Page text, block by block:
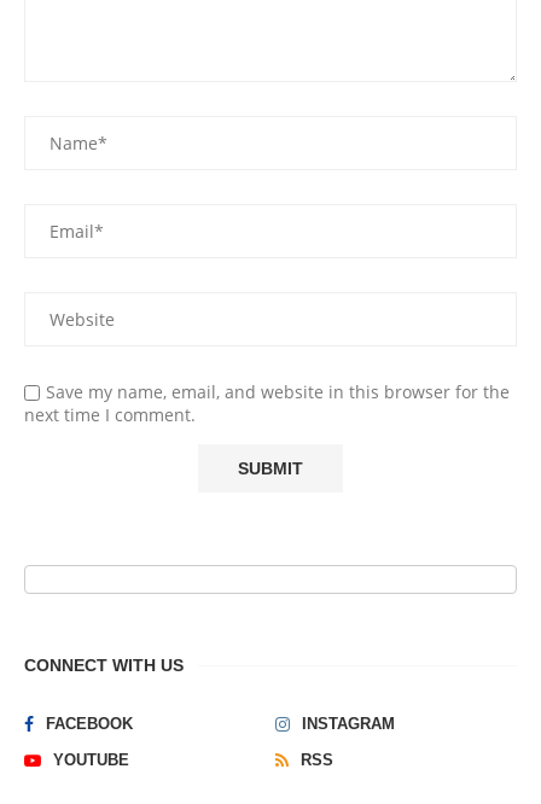
Save my name, email, and website in this browser for the
next time I comment.
CONNECT WITH US
FACEBOOK
INSTAGRAM
YOUTUBE
RSS